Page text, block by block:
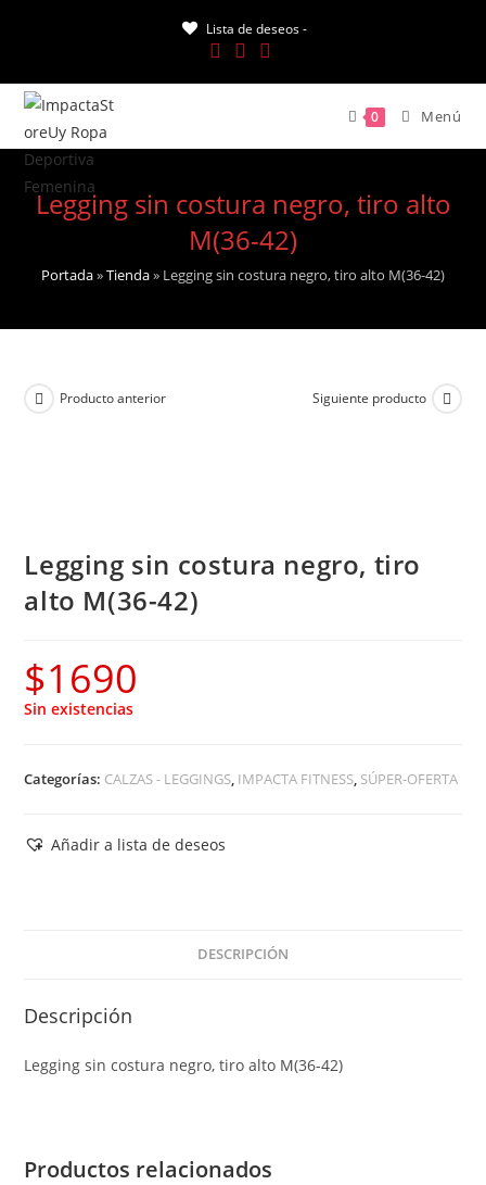
Lista de deseos -
0 Menú
Legging sin costura negro, tiro alto
M(36-42)
Portada»Tienda» Legging sin costura negro, tiro alto M(36-42)
Producto anterior Siguiente producto
Legging sin costura negro, tiro
alto M(36-42)
$1690
Sin existencias
Categorías: CALZAS - LEGGINGS, IMPACTA FITNESS, SÚPER-OFERTA
Añadir a lista de deseos
DESCRIPCIÓN
Descripción
Legging sin costura negro, tiro alto M(36-42)
Productos relacionados